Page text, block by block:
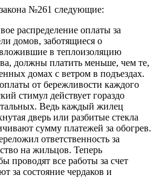
№261 следующие:
распределение оплаты за
домов, заботящиеся о
в теплоизоляцию
должны платить меньше, чем те,
домах с ветром в подъездах.
от бережливости каждого
стимул действует гораздо
Ведь каждый жилец
дверь или разбитые стекла
сумму платежей за обогрев.
ответственность за
на жильцов. Теперь
проводят все работы за счет
за состояние чердаков и